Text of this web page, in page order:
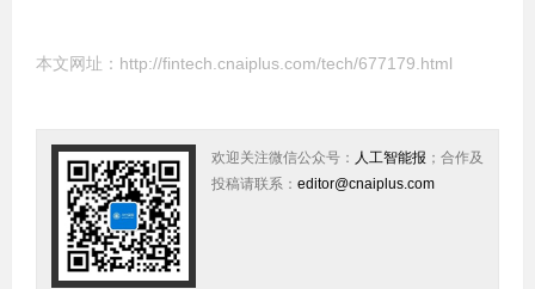
本文网址： http://fintech.cnaiplus.com/tech/677179.html
欢迎关注微信公众号： 人工智能报 ；合作及
投稿请联系： editor@cnaiplus.com